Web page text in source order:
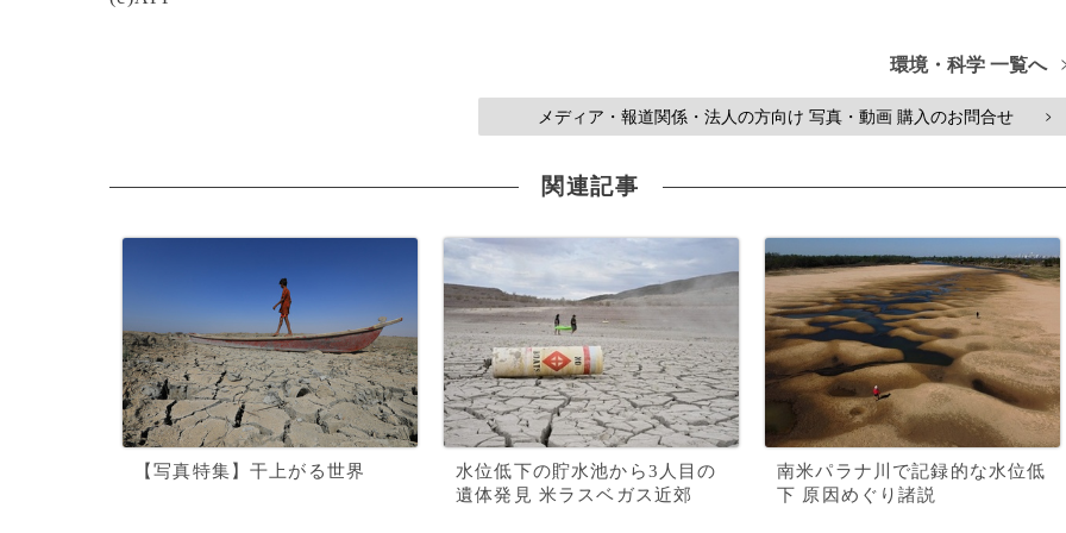
環境・科学 一覧へ
メディア・報道関係・法人の方向け 写真・動画 購入のお問合せ >
関連記事
【写真特集】干上がる世界
水位低下の貯水池から3人目の
遺体発見 米ラスベガス近郊
南米パラナ川で記録的な水位低
下 原因めぐり諸説